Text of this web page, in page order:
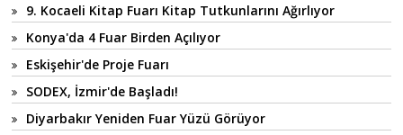
9. Kocaeli Kitap Fuarı Kitap Tutkunlarını Ağırlıyor
Konya'da 4 Fuar Birden Açılıyor
Eskişehir'de Proje Fuarı
SODEX, İzmir'de Başladı!
Diyarbakır Yeniden Fuar Yüzü Görüyor